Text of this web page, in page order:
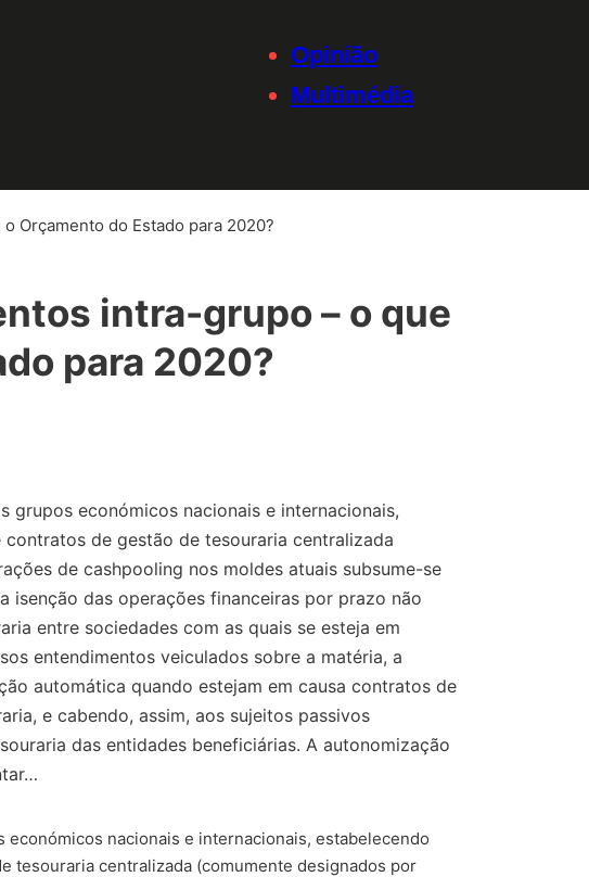
Opinião
Multimédia
Orçamento do Estado para 2020?
intra-grupo – o que
para 2020?
grupos económicos nacionais e internacionais,
de gestão de tesouraria centralizada
de cashpooling nos moldes atuais subsume-se
isenção das operações financeiras por prazo não
entre sociedades com as quais se esteja em
entendimentos veiculados sobre a matéria, a
automática quando estejam em causa contratos de
e cabendo, assim, aos sujeitos passivos
das entidades beneficiárias. A autonomização
económicos nacionais e internacionais, estabelecendo
tesouraria centralizada (comumente designados por